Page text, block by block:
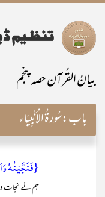
بیانُ القُرآن حصہ پنجم
باب:سُورۃُ الْاَنْبِیَاء
{فَنَجَّیۡنٰہُ وَ
ہم نے نجات